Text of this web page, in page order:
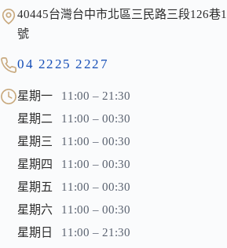
40445台灣台中市北區三民路三段126巷1
號
04 2225 2227
星期一
11:00 – 21:30
星期二
11:00 – 00:30
星期三
11:00 – 00:30
星期四
11:00 – 00:30
星期五
11:00 – 00:30
星期六
11:00 – 00:30
星期日
11:00 – 21:30